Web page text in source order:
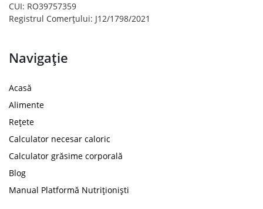
CUI: RO39757359
Registrul Comerțului: J12/1798/2021
Navigație
Acasă
Alimente
Rețete
Calculator necesar caloric
Calculator grăsime corporală
Blog
Manual Platformă Nutriționiști